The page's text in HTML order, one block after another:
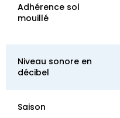
Adhérence sol
mouillé
Niveau sonore en
décibel
Saison